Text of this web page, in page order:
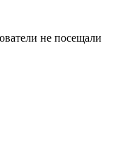
не посещали